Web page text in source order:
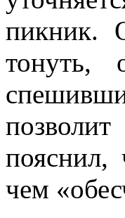
пикник.
тонуть,
пояснил,
чем